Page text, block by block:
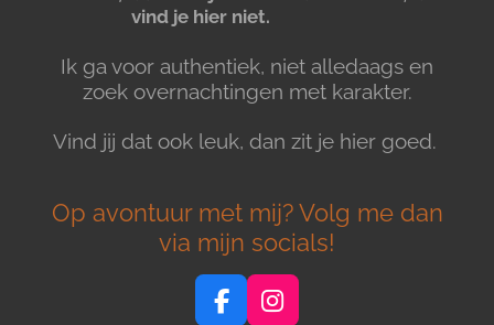
vind je hier niet.
Ik ga voor authentiek, niet alledaags en
zoek overnachtingen met karakter.
Vind jij dat ook leuk, dan zit je hier goed.
Op avontuur met mij? Volg me dan
via mijn socials!
F
I